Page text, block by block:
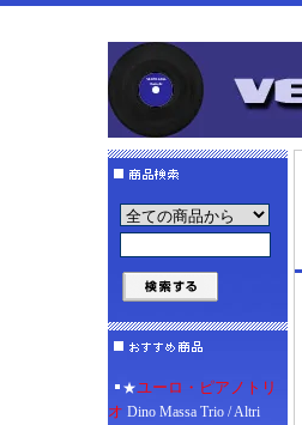
★ユーロ・ピアノトリ
オ Dino Massa Trio / Altri